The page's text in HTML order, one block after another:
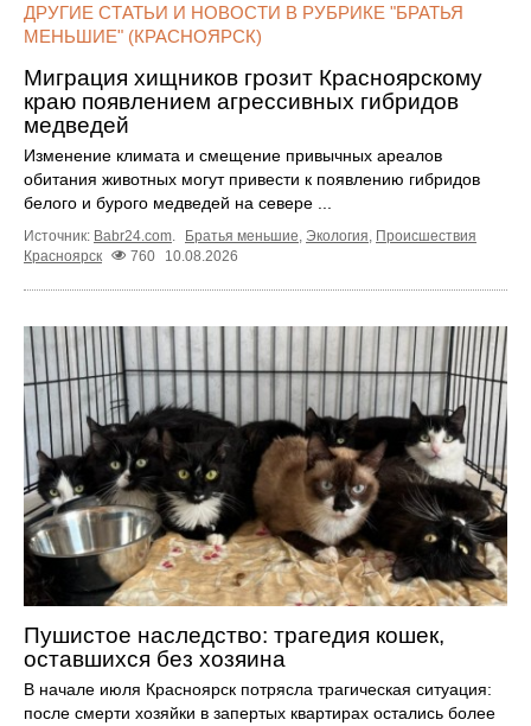
ДРУГИЕ СТАТЬИ И НОВОСТИ В РУБРИКЕ "БРАТЬЯ
МЕНЬШИЕ" (КРАСНОЯРСК)
Миграция хищников грозит Красноярскому
краю появлением агрессивных гибридов
медведей
Изменение климата и смещение привычных ареалов
обитания животных могут привести к появлению гибридов
белого и бурого медведей на севере ...
Источник: Babr24.com Братья меньшие Экология Происшествия
Красноярск
760 10.08.2026
Пушистое наследство: трагедия кошек,
оставшихся без хозяина
В начале июля Красноярск потрясла трагическая ситуация:
после смерти хозяйки в запертых квартирах остались более